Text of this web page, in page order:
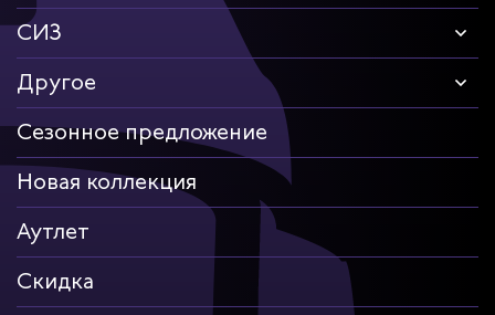
СИЗ
Другое
Сезонное предложение
Новая коллекция
Аутлет
Скидка